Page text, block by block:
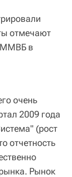
отмечают
ММВБ в
очень
2009 года
(рост
отчетность
Рынок